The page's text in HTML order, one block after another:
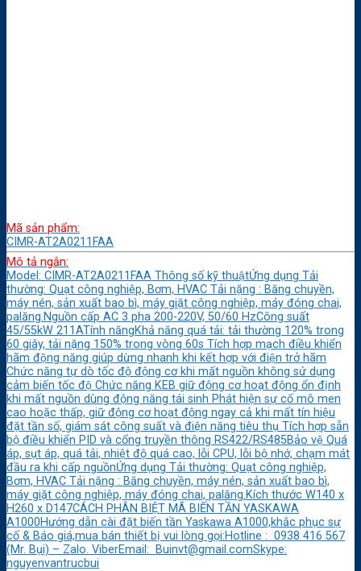
Mã sản phẩm:
CIMR-AT2A0211FAA
Mô tả ngắn:
Model: CIMR-AT2A0211FAA Thông số kỹ thuậtỨng dụng Tải
thường: Quạt công nghiệp, Bơm, HVAC Tải nặng : Băng chuyền,
máy nén, sản xuất bao bì, máy giặt công nghiệp, máy đóng chai,
palăng.Nguồn cấp AC 3 pha 200-220V, 50/60 HzCông suất
45/55kW 211ATính năngKhả năng quá tải: tải thường 120% trong
60 giây, tải nặng 150% trong vòng 60s Tích hợp mạch điều khiển
hãm động năng giúp dừng nhanh khi kết hợp với điện trở hãm
Chức năng tự dò tốc độ động cơ khi mất nguồn không sử dụng
cảm biến tốc độ Chức năng KEB giữ động cơ hoạt động ổn định
khi mất nguồn dùng động năng tái sinh Phát hiện sự cố mô men
cao hoặc thấp, giữ động cơ hoạt động ngay cả khi mất tín hiệu
đặt tần số, giám sát công suất và điện năng tiêu thụ Tích hợp sẵn
bộ điều khiển PID và cổng truyền thông RS422/RS485Bảo vệ Quá
áp, sụt áp, quá tải, nhiệt độ quá cao, lỗi CPU, lỗi bộ nhớ, chạm mát
đầu ra khi cấp nguồnỨng dụng Tải thường: Quạt công nghiệp,
Bơm, HVAC Tải nặng : Băng chuyền, máy nén, sản xuất bao bì,
máy giặt công nghiệp, máy đóng chai, palăng.Kích thước W140 x
H260 x D147CÁCH PHÂN BIỆT MÃ BIẾN TẦN YASKAWA
A1000Hướng dẫn cài đặt biến tần Yaskawa A1000,khắc phục sự
cố & Báo giá,mua bán thiết bị vui lòng gọi:Hotline : 0938 416 567
(Mr. Bụi) – Zalo. ViberEmail: Buinvt@gmail.comSkype:
nguyenvantrucbui